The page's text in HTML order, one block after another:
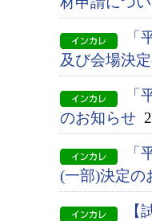
「
及び会場決
「
のお知らせ
(一部)決定の
【